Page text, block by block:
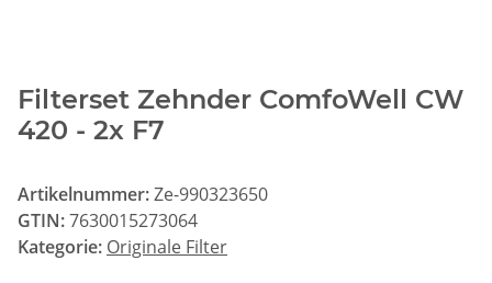
Filterset Zehnder ComfoWell CW
420 - 2x F7
Artikelnummer:Ze-990323650
GTIN:7630015273064
Kategorie: Originale Filter